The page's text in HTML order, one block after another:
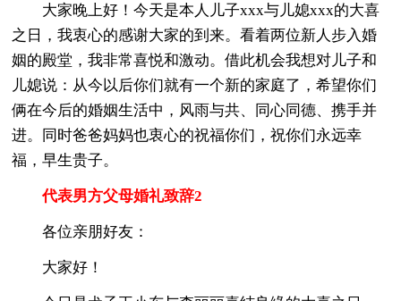
大家晚上好！今天是本人儿子xxx与儿媳xxx的大喜
之日，我衷心的感谢大家的到来。看着两位新人步入婚
姻的殿堂，我非常喜悦和激动。借此机会我想对儿子和
儿媳说：从今以后你们就有一个新的家庭了，希望你们
俩在今后的婚姻生活中，风雨与共、同心同德、携手并
进。同时爸爸妈妈也衷心的祝福你们，祝你们永远幸
福，早生贵子。
代表男方父母婚礼致辞2
各位亲朋好友：
大家好！